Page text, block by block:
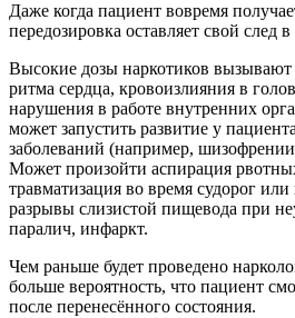
Даже когда пациент вовремя
передозировка оставляет свой след
Высокие дозы наркотиков
ритма сердца, кровоизлияния в
нарушения в работе внутренних
может запустить развитие у
заболеваний (например,
Может произойти аспирация
травматизация во время судорог или
разрывы слизистой пищевода при
паралич, инфаркт.
Чем раньше будет проведено
больше вероятность, что пациент
после перенесённого состояния.